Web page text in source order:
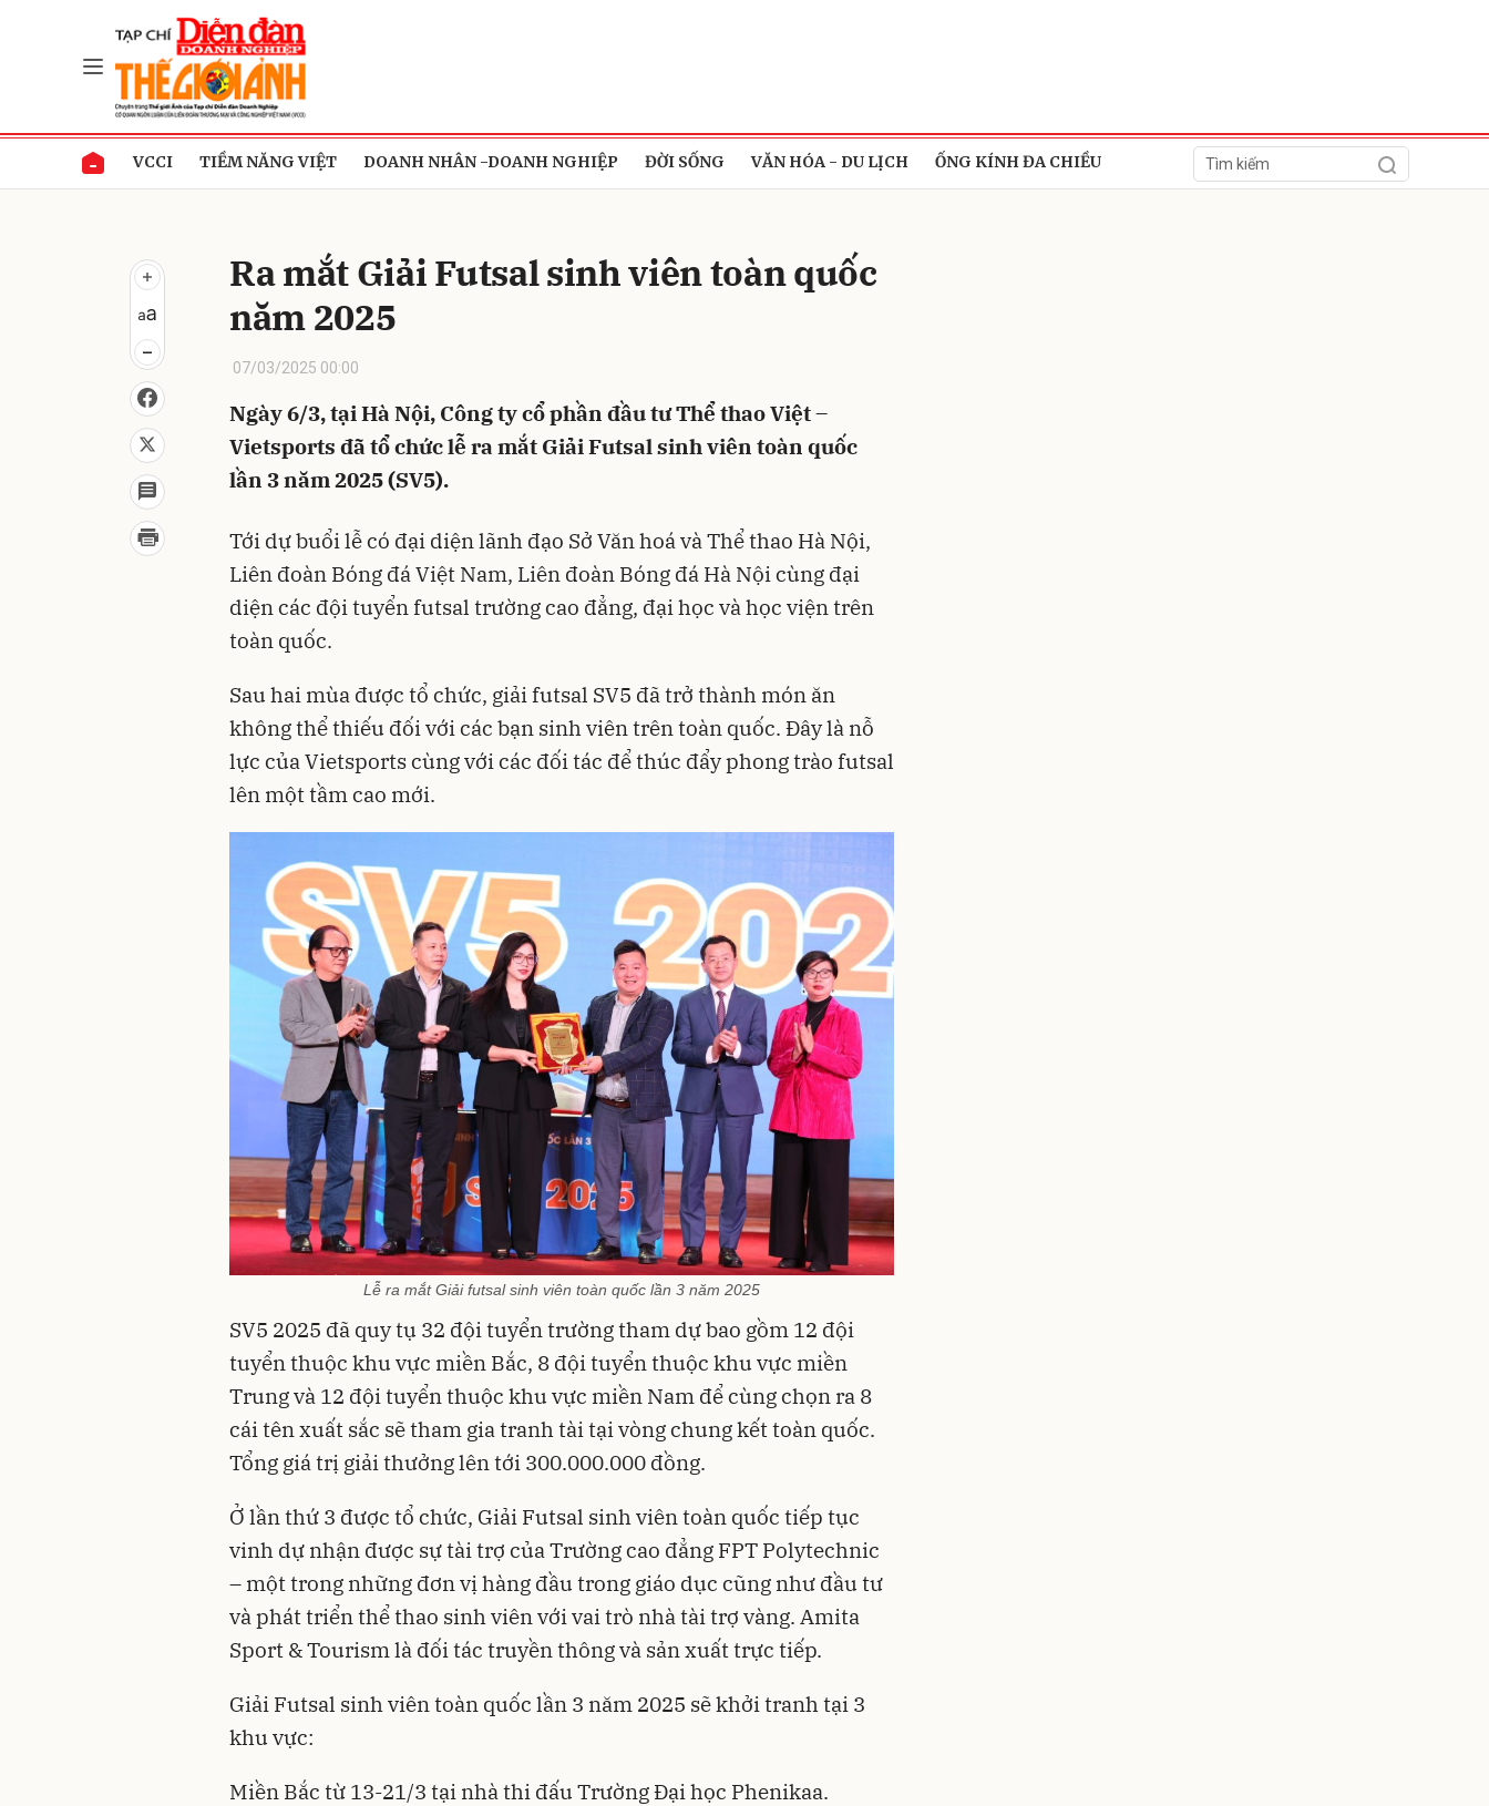
VCCI TIỀM NĂNG VIỆT DOANH NHÂN -DOANH NGHIỆP ĐỜI SỐNG VĂN HÓA - DU LỊCH ỐNG KÍNH ĐA CHIỀU
Ra mắt Giải Futsal sinh viên toàn quốc
năm 2025
07/03/2025 00:00
Ngày 6/3, tại Hà Nội, Công ty cổ phần đầu tư Thể thao Việt –
Vietsports đã tổ chức lễ ra mắt Giải Futsal sinh viên toàn quốc
lần 3 năm 2025 (SV5).
Tới dự buổi lễ có đại diện lãnh đạo Sở Văn hoá và Thể thao Hà Nội,
Liên đoàn Bóng đá Việt Nam, Liên đoàn Bóng đá Hà Nội cùng đại
diện các đội tuyển futsal trường cao đẳng, đại học và học viện trên
toàn quốc.
Sau hai mùa được tổ chức, giải futsal SV5 đã trở thành món ăn
không thể thiếu đối với các bạn sinh viên trên toàn quốc. Đây là nỗ
lực của Vietsports cùng với các đối tác để thúc đẩy phong trào futsal
lên một tầm cao mới.
Lễ ra mắt Giải futsal sinh viên toàn quốc lần 3 năm 2025
SV5 2025 đã quy tụ 32 đội tuyển trường tham dự bao gồm 12 đội
tuyển thuộc khu vực miền Bắc, 8 đội tuyển thuộc khu vực miền
Trung và 12 đội tuyển thuộc khu vực miền Nam để cùng chọn ra 8
cái tên xuất sắc sẽ tham gia tranh tài tại vòng chung kết toàn quốc.
Tổng giá trị giải thưởng lên tới 300.000.000 đồng.
Ở lần thứ 3 được tổ chức, Giải Futsal sinh viên toàn quốc tiếp tục
vinh dự nhận được sự tài trợ của Trường cao đẳng FPT Polytechnic
– một trong những đơn vị hàng đầu trong giáo dục cũng như đầu tư
và phát triển thể thao sinh viên với vai trò nhà tài trợ vàng. Amita
Sport & Tourism là đối tác truyền thông và sản xuất trực tiếp.
Giải Futsal sinh viên toàn quốc lần 3 năm 2025 sẽ khởi tranh tại 3
khu vực:
Miền Bắc từ 13-21/3 tại nhà thi đấu Trường Đại học Phenikaa.